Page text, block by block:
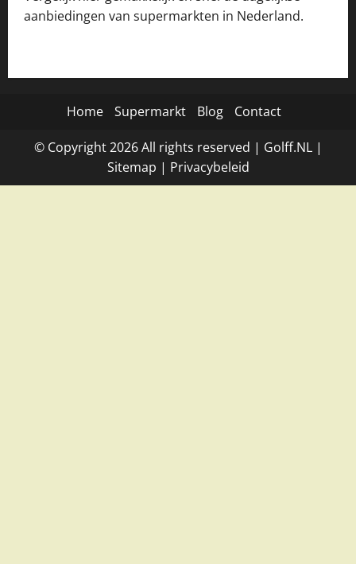
aanbiedingen van supermarkten in Nederland.
Home Supermarkt Blog Contact
© Copyright2026All rights reserved | Golff.NL|
Sitemap | Privacybeleid